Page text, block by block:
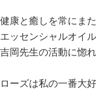
健康と癒しを常にま
エッセンシャルオイ
吉岡先生の活動に惚れ
ローズは私の一番大